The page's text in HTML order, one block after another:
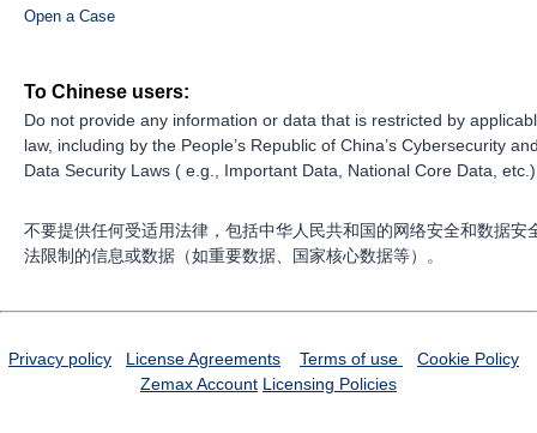
Open a Case
To Chinese users:
Do not provide any information or data that is restricted by
law, including by the People’s Republic of China’s Cybersecurity
Data Security Laws ( e.g., Important Data, National Core Data,
不要提供任何受适用法律，包括中华人民共和国的网络安全和数据安
法限制的信息或数据（如重要数据、国家核心数据等）。
Privacy policy License Agreements Terms of use
Cookie Policy
Zemax Account Licensing Policies